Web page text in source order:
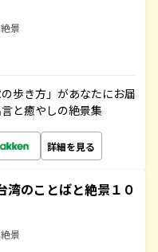
景
歩き方」があなたにお届
と癒やしの絶景集
詳細を見る
湾のことばと絶景１０
景